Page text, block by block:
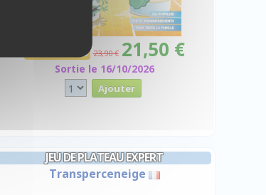
Promo -10% 23,90 € 21,50 €
Sortie le 16/10/2026
JEU DE PLATEAU EXPERT
Transperceneige